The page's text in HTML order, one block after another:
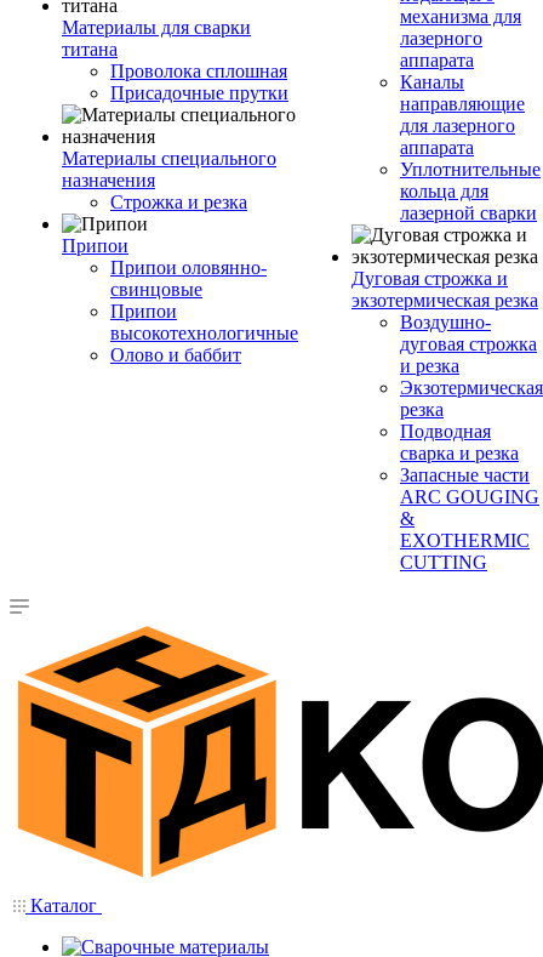
Материалы для сварки
титана
Проволока сплошная
Присадочные прутки
Материалы специального
назначения
Строжка и резка
Припои
Припои оловянно-
свинцовые
Припои
высокотехнологичные
Олово и баббит
механизма для
лазерного
аппарата
Каналы
направляющие
для лазерного
аппарата
Уплотнительные
кольца для
лазерной сварки
Дуговая строжка и
экзотермическая резка
Воздушно-
дуговая строжка
и резка
Экзотермическая
резка
Подводная
сварка и резка
Запасные части
ARC GOUGING
&
EXOTHERMIC
CUTTING
Каталог